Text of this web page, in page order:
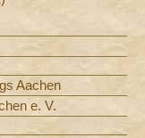
Aachen
e. V.